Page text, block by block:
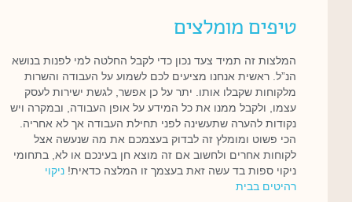
טיפים מומלצים
המלצות זה תמיד צעד נכון כדי לקבל החלטה למי לפנות בנושא
הנ”ל. ראשית אנחנו מציעים לכם לשמוע על העבודה והשרות
מלקוחות שקבלו אותו. יתר על כן אפשר, לגשת ישירות לעסק
עצמו, ולקבל ממנו את כל המידע על אופן העבודה, ובמקרה ויש
נקודות להערה שתעשינה לפני תחילת העבודה אך לא אחריה.
הכי פשוט ומומלץ זה לבדוק בעצמכם את מה שנעשה אצל
לקוחות אחרים ולחשוב אם זה מוצא חן בעינכם או לא, בתחומי
ניקוי ספות בד עשה זאת בעצמך זו המלצה כדאית! ניקוי
רהיטים בבית